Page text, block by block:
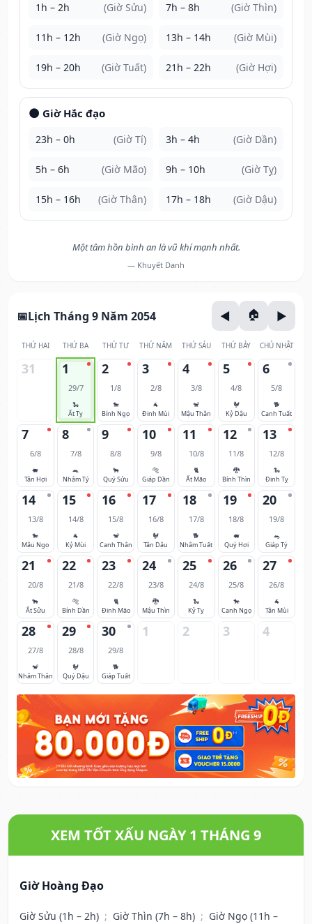
1h – 2h (Giờ Sửu) 7h – 8h (Giờ Thìn)
11h – 12h (Giờ Ngọ) 13h – 14h (Giờ Mùi)
19h – 20h (Giờ Tuất) 21h – 22h (Giờ Hợi)
🌑 Giờ Hắc đạo
23h – 0h (Giờ Tí) 3h – 4h (Giờ Dần)
5h – 6h (Giờ Mão) 9h – 10h (Giờ Tỵ)
15h – 16h (Giờ Thân) 17h – 18h (Giờ Dậu)
Một tâm hồn bình an là vũ khí mạnh nhất.
— Khuyết Danh
Lịch Tháng 9 Năm 2054
THỨ HAI THỨ BA THỨ TƯ THỨ NĂM THỨ SÁU THỨ BẢY CHỦ NHẬT
31 1
29/7
🐍
Ất Tỵ
2
1/8
🐎
Bính Ngọ
3
2/8
🐐
Đinh Mùi
4
3/8
🐒
Mậu Thân
5
4/8
🐓
Kỷ Dậu
6
5/8
🐕
Canh Tuất
7
6/8
🐖
Tân Hợi
8
7/8
🐀
Nhâm Tý
9
8/8
🐂
Quý Sửu
10
9/8
🐅
Giáp Dần
11
10/8
🐈
Ất Mão
12
11/8
🐉
Bính Thìn
13
12/8
🐍
Đinh Tỵ
14
13/8
🐎
Mậu Ngọ
15
14/8
🐐
Kỷ Mùi
16
15/8
🐒
Canh Thân
17
16/8
🐓
Tân Dậu
18
17/8
🐕
Nhâm Tuất
19
18/8
🐖
Quý Hợi
20
19/8
🐀
Giáp Tý
21
20/8
🐂
Ất Sửu
22
21/8
🐅
Bính Dần
23
22/8
🐈
Đinh Mão
24
23/8
🐉
Mậu Thìn
25
24/8
🐍
Kỷ Tỵ
26
25/8
🐎
Canh Ngọ
27
26/8
🐐
Tân Mùi
28
27/8
🐒
Nhâm Thân
29
28/8
🐓
Quý Dậu
30
29/8
🐕
Giáp Tuất
1 2 3 4
XEM TỐT XẤU NGÀY 1 THÁNG 9
Giờ Hoàng Đạo
Giờ Sửu (1h – 2h) ; Giờ Thìn (7h – 8h) ; Giờ Ngọ (11h –